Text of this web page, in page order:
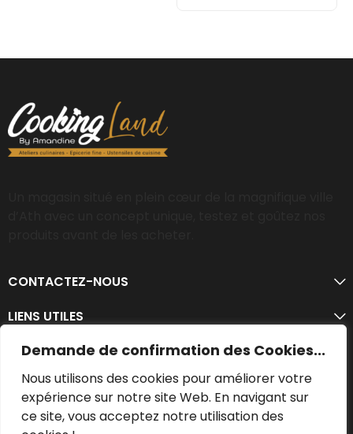
Demande de confirmation des Cookies...
Nous utilisons des cookies pour améliorer votre
expérience sur notre site Web. En navigant sur
ce site, vous acceptez notre utilisation des
CONTACTEZ-NOUS
LIENS UTILES